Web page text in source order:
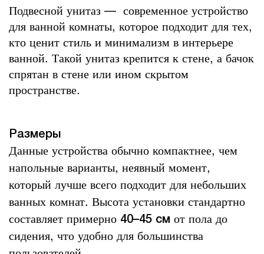
Подвесной унитаз — современное устройство
для ванной комнаты, которое подходит для тех,
кто ценит стиль и минимализм в интерьере
ванной. Такой унитаз крепится к стене, а бачок
спрятан в стене или ином скрытом
пространстве.
Размеры
Данные устройства обычно компактнее, чем
напольные варианты, неявный момент,
который лучше всего подходит для небольших
ванных комнат. Высота установки стандартно
составляет примерно 40–45 см от пола до
сидения, что удобно для большинства